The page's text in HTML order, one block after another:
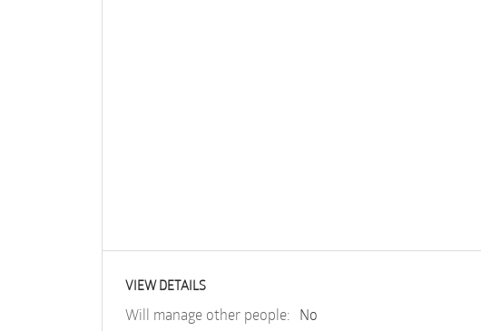
VIEW DETAILS
Will manage other people: No